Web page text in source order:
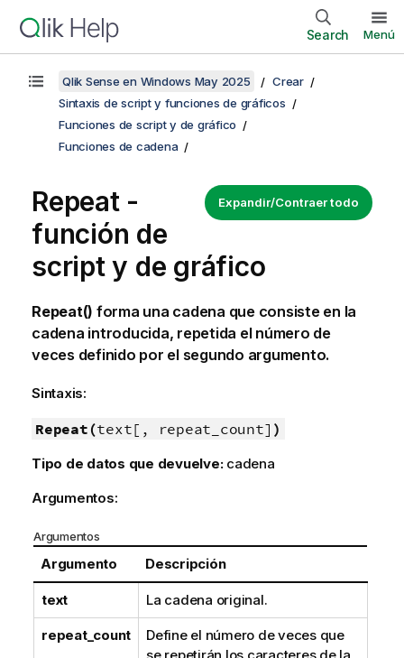
Search Menú
Qlik Sense en Windows May 2025
Crear
Sintaxis de script y funciones de gráficos
Funciones de script y de gráfico
Funciones de cadena
Expandir/Contraer todo
Repeat -
función de
script y de gráfico
Repeat() forma una cadena que consiste en la
cadena introducida, repetida el número de
veces definido por el segundo argumento.
Sintaxis:
Repeat(text[, repeat_count] )
Tipo de datos que devuelve: cadena
Argumentos:
Argumentos
Argumento Descripción
text La cadena original.
repeat_count
Define el número de veces que